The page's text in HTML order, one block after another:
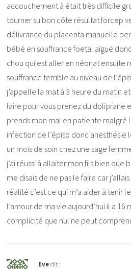
accouchement à était très difficile
tourner su bon côte résultat forcep
délivrance du placenta manuelle
bébé en souffrance foetal aiguë
chou qui est aller en néonat ensuite
souffrance terrible au niveau de
j’appelle la mat à 3 heure du matin
faire pour vous prenez du doliprane
prends mon mal en patiente malgré
infection de l’épiso donc
un mois de soin chez une sage
j’ai réussi à allaiter mon fils bien
me disais de ne pas le faire car
réalité c’est ce qui m’a aider à tenir
l’amour de ma vie aujourd’hui il a
complicité que nul ne peut
Eve dit :